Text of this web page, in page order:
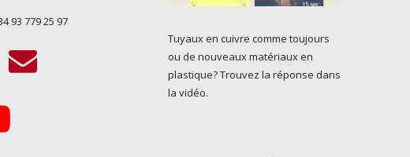
93 779 25 97
Tuyaux en cuivre comme toujours
ou de nouveaux matériaux en
plastique? Trouvez la réponse dans
la vidéo.